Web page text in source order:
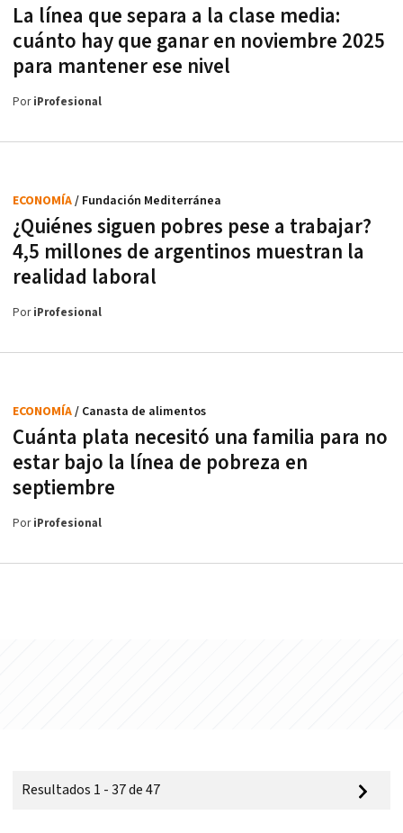
La línea que separa a la clase media:
cuánto hay que ganar en noviembre 2025
para mantener ese nivel
PoriProfesional
¿Quiénes siguen pobres pese a trabajar?
4,5 millones de argentinos muestran la
realidad laboral
ECONOMÍA/ Fundación Mediterránea
PoriProfesional
Cuánta plata necesitó una familia para no
estar bajo la línea de pobreza en
septiembre
ECONOMÍA/ Canasta de alimentos
PoriProfesional
Resultados 1 - 37 de 47